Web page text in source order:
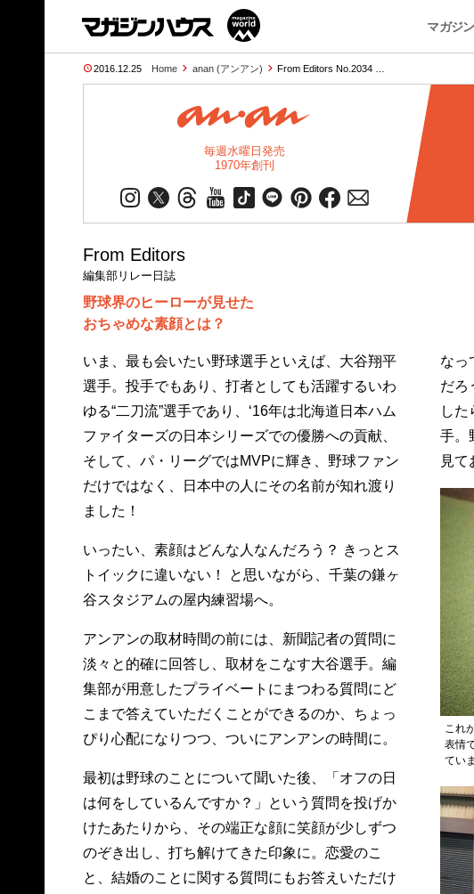
マガジ
2016.12.25 Home anan (アンアン) From Editors No.2034 …
毎週水曜日発売
1970年創刊
From Editors
編集部リレー日誌
野球界のヒーローが見せた
おちゃめな素顔とは？
いま、最も会いたい野球選手といえば、大谷翔平
選手。投手でもあり、打者としても活躍するいわ
ゆる“二刀流”選手であり、‘16年は北海道日本ハム
ファイターズの日本シリーズでの優勝への貢献、
そして、パ・リーグではMVPに輝き、野球ファン
だけではなく、日本中の人にその名前が知れ渡り
ました！
いったい、素顔はどんな人なんだろう？ きっとス
トイックに違いない！ と思いながら、千葉の鎌ヶ
谷スタジアムの屋内練習場へ。
アンアンの取材時間の前には、新聞記者の質問に
淡々と的確に回答し、取材をこなす大谷選手。編
集部が用意したプライベートにまつわる質問にど
こまで答えていただくことができるのか、ちょっ
ぴり心配になりつつ、ついにアンアンの時間に。
最初は野球のことについて聞いた後、「オフの日
は何をしているんですか？」という質問を投げか
けたあたりから、その端正な顔に笑顔が少しずつ
のぞき出し、打ち解けてきた印象に。恋愛のこ
と、結婚のことに関する質問にもお答えいただけ
なっ
だろ
した
手。
見て
これ
表情
てい